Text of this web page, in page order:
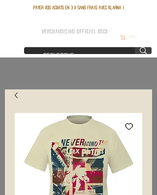
Payer vos achats en 3 x sans frais avec Klarna !
MERCHANDISING OFFICIEL ROCK